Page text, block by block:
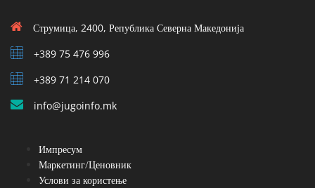
Струмица, 2400, Република Северна Македонија
+389 75 476 996
+389 71 214 070
info@jugoinfo.mk
Импресум
Маркетинг/Ценовник
Услови за користење